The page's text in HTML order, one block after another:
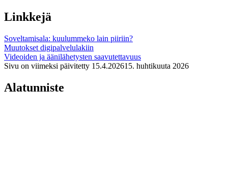
Linkkejä
Soveltamisala: kuulummeko lain piiriin?
Muutokset digipalvelulakiin
Videoiden ja äänilähetysten saavutettavuus
Sivu on viimeksi päivitetty 15.4.202615. huhtikuuta 2026
Alatunniste